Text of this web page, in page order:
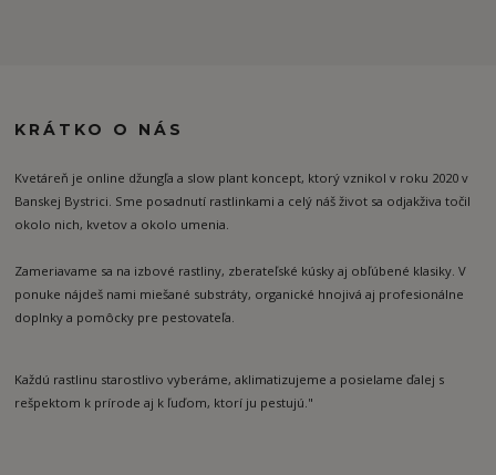
KRÁTKO O NÁS
Kvetáreň je online džungľa a slow plant koncept, ktorý vznikol v roku 2020 v
Banskej Bystrici. Sme posadnutí rastlinkami a celý náš život sa odjakživa točil
okolo nich, kvetov a okolo umenia.
Zameriavame sa na izbové rastliny, zberateľské kúsky aj obľúbené klasiky. V
ponuke nájdeš nami miešané substráty, organické hnojivá aj profesionálne
doplnky a pomôcky pre pestovateľa.
Každú rastlinu starostlivo vyberáme, aklimatizujeme a posielame ďalej s
rešpektom k prírode aj k ľuďom, ktorí ju pestujú."